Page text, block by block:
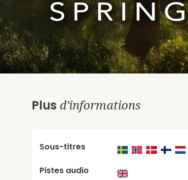
Plus d'informations
Sous-titres
Pistes audio